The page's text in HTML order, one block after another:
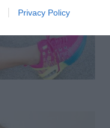
Privacy Policy